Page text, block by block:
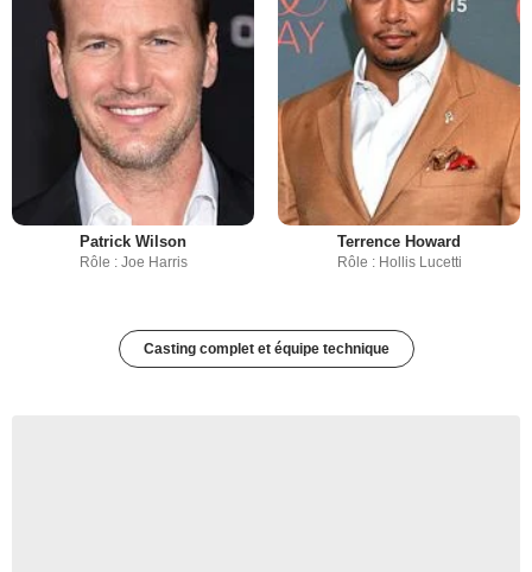
Patrick Wilson
Rôle : Joe Harris
Terrence Howard
Rôle : Hollis Lucetti
Casting complet et équipe technique